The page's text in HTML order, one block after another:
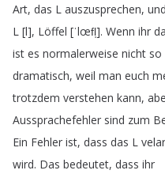
Art, das L auszusprechen, und
L [l], Löffel [ˈlœfl̩]. Wenn ihr
ist es normalerweise nicht so
dramatisch, weil man euch
trotzdem verstehen kann,
Aussprachefehler sind zum
Ein Fehler ist, dass das L
wird. Das bedeutet, dass ihr